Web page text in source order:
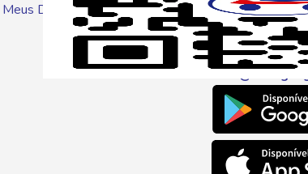
Meus Descontos
0800 016 6680
E-mail